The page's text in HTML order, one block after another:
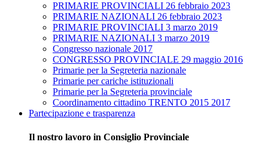
PRIMARIE PROVINCIALI 26 febbraio 2023
PRIMARIE NAZIONALI 26 febbraio 2023
PRIMARIE PROVINCIALI 3 marzo 2019
PRIMARIE NAZIONALI 3 marzo 2019
Congresso nazionale 2017
CONGRESSO PROVINCIALE 29 maggio 2016
Primarie per la Segreteria nazionale
Primarie per cariche istituzionali
Primarie per la Segreteria provinciale
Coordinamento cittadino TRENTO 2015 2017
Partecipazione e trasparenza
Il nostro lavoro in Consiglio Provinciale